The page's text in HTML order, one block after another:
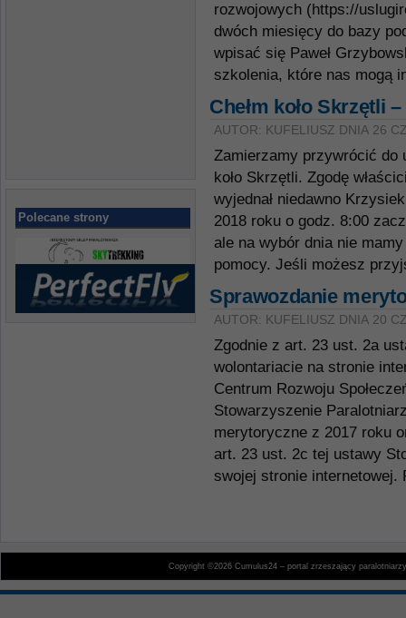
Polecane strony
rozwojowych (https://
dwóch miesięcy do bazy
wpisać się Paweł
szkolenia, które nas mogą
Chełm koło Skrzętli
AUTOR: KUFELIUSZ DNIA 26
Zamierzamy przywrócić do
koło Skrzętli. Zgodę
wyjednał niedawno
2018 roku o godz. 8:00
ale na wybór dnia nie
pomocy. Jeśli możesz
Sprawozdanie
AUTOR: KUFELIUSZ DNIA 20
Zgodnie z art. 23 ust. 2a
wolontariacie na stronie
Centrum Rozwoju
Stowarzyszenie
merytoryczne z 2017 roku
art. 23 ust. 2c tej ustawy
swojej stronie
Copyright ©2026 Cumulus24 – portal zrzeszający